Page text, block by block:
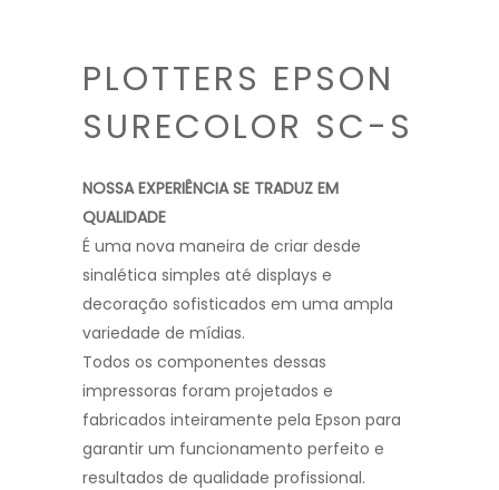
PLOTTERS EPSON
SURECOLOR SC-S
NOSSA EXPERIÊNCIA SE TRADUZ EM
QUALIDADE
É uma nova maneira de criar desde
sinalética simples até displays e
decoração sofisticados em uma ampla
variedade de mídias.
Todos os componentes dessas
impressoras foram projetados e
fabricados inteiramente pela Epson para
garantir um funcionamento perfeito e
resultados de qualidade profissional.